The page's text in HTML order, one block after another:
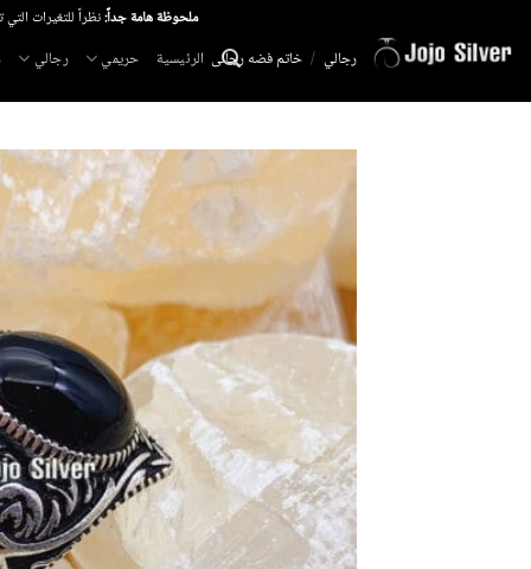
للمحتوى
ملحوظة هامة جداً:نظراً للتغيرات
الرئيسية حريمي رجالي رجالي / خاتم فضه رجالى